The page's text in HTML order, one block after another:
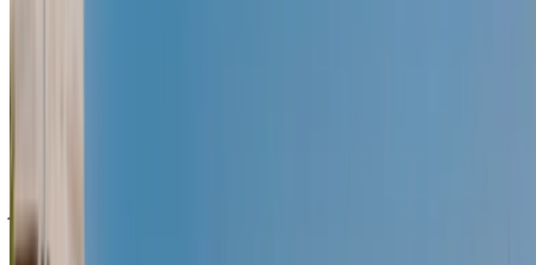
تأجير السيارات ففي حال لم تتوفر السيارة بالسعر المذكور
وسنعود إليك ببديل